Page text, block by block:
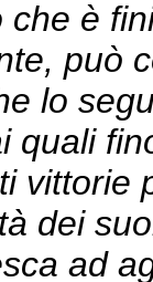
è
può
lo
quali
vittorie
dei
ad